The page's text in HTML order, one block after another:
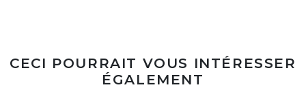
CECI POURRAIT VOUS INTÉRESSER
ÉGALEMENT